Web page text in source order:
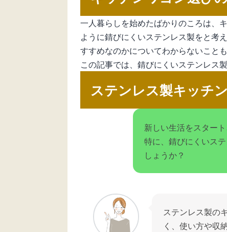
一人暮らしを始めたばかりのころは、
ように錆びにくいステンレス製をと考
すすめなのかについてわからないこと
この記事では、錆びにくいステンレス
ステンレス製キッチ
新しい生活をスター
特に、錆びにくいス
しょうか？
ステンレス製の
く、使い方や収